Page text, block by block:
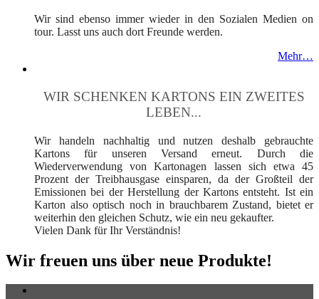
Wir sind ebenso immer wieder in den Sozialen Medien on
tour. Lasst uns auch dort Freunde werden.
Mehr…
WIR SCHENKEN KARTONS EIN ZWEITES
LEBEN...
Wir handeln nachhaltig und nutzen deshalb gebrauchte
Kartons für unseren Versand erneut. Durch die
Wiederverwendung von Kartonagen lassen sich etwa 45
Prozent der Treibhausgase einsparen, da der Großteil der
Emissionen bei der Herstellung der Kartons entsteht. Ist ein
Karton also optisch noch in brauchbarem Zustand, bietet er
weiterhin den gleichen Schutz, wie ein neu gekaufter.
Vielen Dank für Ihr Verständnis!
Wir freuen uns über neue Produkte!